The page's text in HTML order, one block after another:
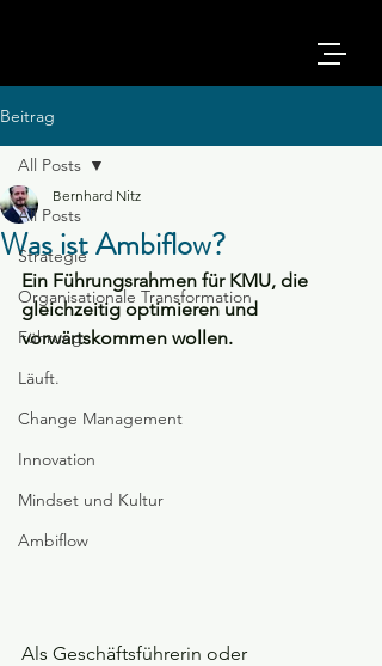
Beitrag
All Posts
Strategie
Organisationale Transformation
Führung
Läuft.
Change Management
Innovation
Mindset und Kultur
Ambiflow
All Posts
Was ist Ambiflow?
Bernhard Nitz
Ein Führungsrahmen für KMU, die
gleichzeitig optimieren und
vorwärtskommen wollen.
Als Geschäftsführerin oder